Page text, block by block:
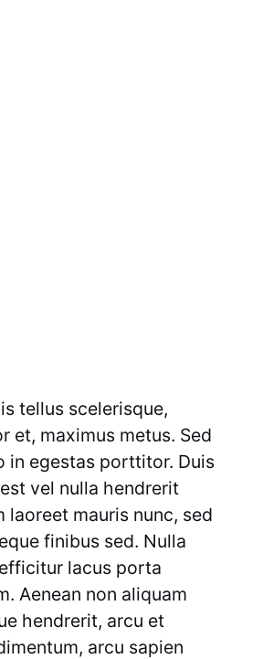
tellus scelerisque,
et, maximus metus. Sed
in egestas porttitor. Duis
vel nulla hendrerit
laoreet mauris nunc, sed
finibus sed. Nulla
lacus porta
Aenean non aliquam
hendrerit, arcu et
arcu sapien